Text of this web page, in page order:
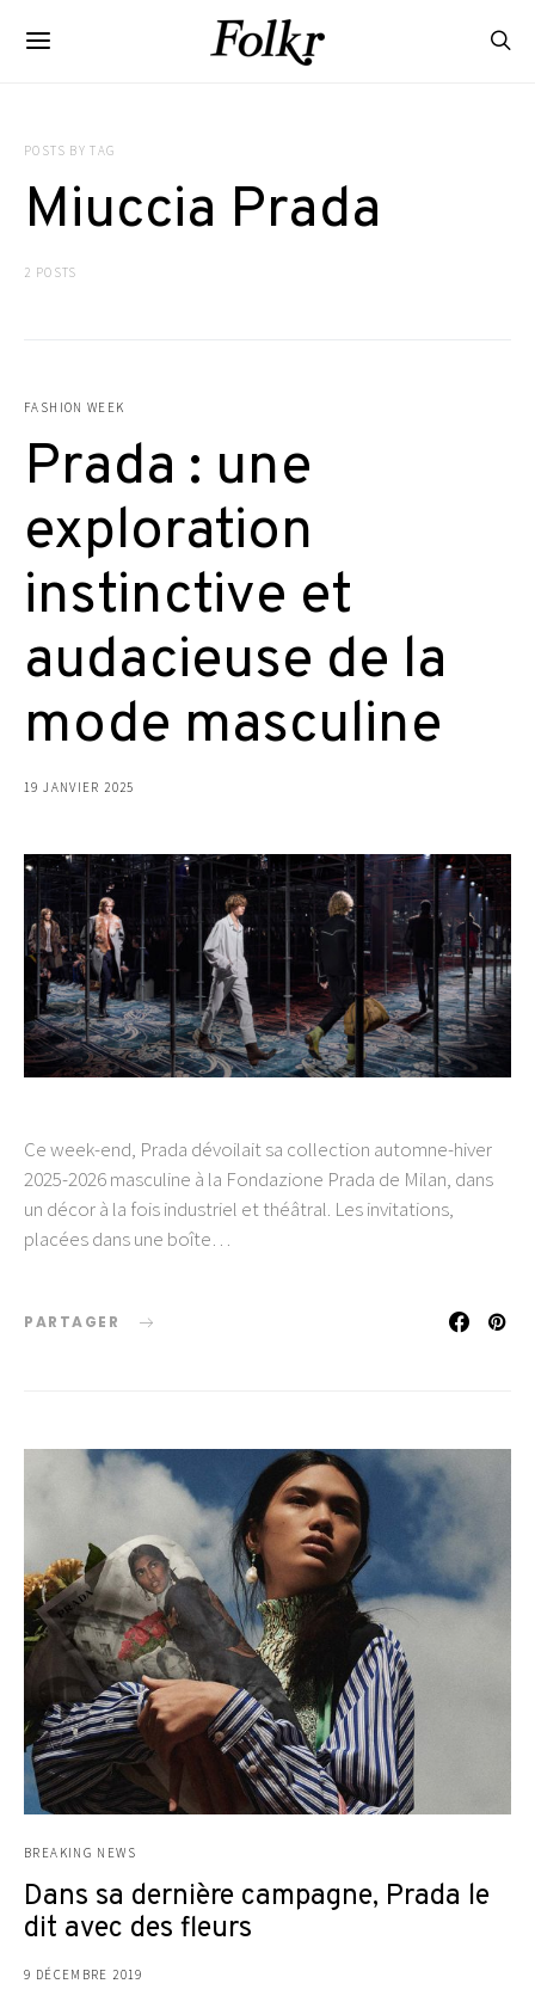
POSTS BY TAG
Miuccia Prada
2 POSTS
FASHION WEEK
Prada : une
exploration
instinctive et
audacieuse de la
mode masculine
19 JANVIER 2025
Ce week-end, Prada dévoilait sa collection automne-hiver
2025-2026 masculine à la Fondazione Prada de Milan, dans
un décor à la fois industriel et théâtral. Les invitations,
placées dans une boîte…
PARTAGER
BREAKING NEWS
Dans sa dernière campagne, Prada le
dit avec des fleurs
9 DÉCEMBRE 2019